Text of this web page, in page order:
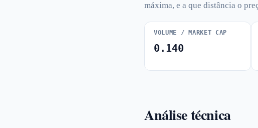
máxima, e a que distância o
VOLUME / MARKET CAP
0.140
Análise técnica